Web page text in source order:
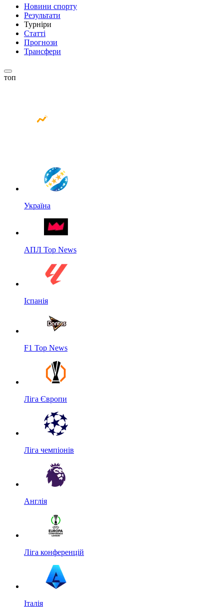
Новини спорту
Результати
Турніри
Статті
Прогнози
Трансфери
топ
Україна
АПЛ Top News
Іспанія
F1 Top News
Ліга Європи
Ліга чемпіонів
Англія
Ліга конференцій
Італія